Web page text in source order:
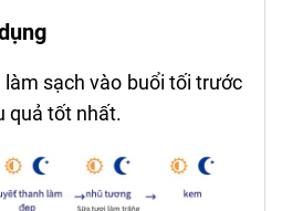
sạch vào buổi tối trước
quả tốt nhất.